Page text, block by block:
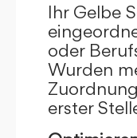
Ihr Gelbe
oder
Wurden
erster